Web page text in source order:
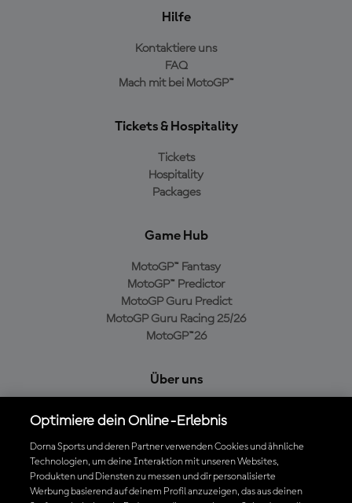
Hilfe
Kontaktiere uns
FAQ
Mach mit bei MotoGP™
Tickets & Hospitality
Tickets
Hospitality
Packages
Game Hub
MotoGP™ Fantasy
MotoGP™ Predictor
MotoGP Guru Predict
MotoGP Guru Racing 25/26
MotoGP™26
Über uns
Cookie-Richtlinien
Geschäftsbedingungen
Datenschutzrichtlinien
Kaufrichtlinie
Optimiere dein Online-Erlebnis
Dorna Sports und deren Partner verwenden Cookies und ähnliche
Technologien, um deine Interaktion mit unseren Websites,
Produkten und Diensten zu messen und dir personalisierte
Werbung basierend auf deinem Profil anzuzeigen, das aus deinen